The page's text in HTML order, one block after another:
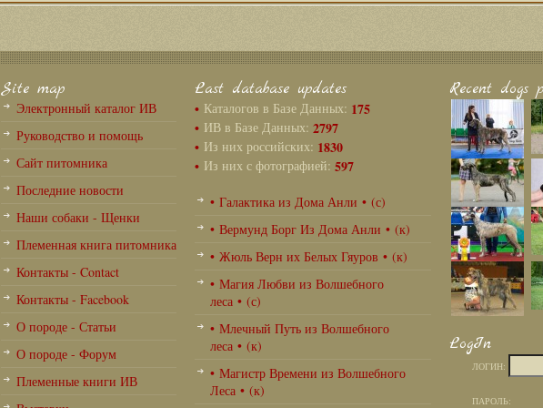
Site map
Электронный каталог ИВ
Руководство и помощь
Сайт питомника
Последние новости
Наши собаки - Щенки
Племенная книга питомника
Контакты - Contact
Контакты - Facebook
О породе - Статьи
О породе - Форум
Племенные книги ИВ
Last database updates
• Каталогов в Базе Данных: 175
• ИВ в Базе Данных: 2797
• Из них российских: 1830
• Из них с фотографией: 597
• Галактика из Дома Анли • (с)
• Вермунд Борг Из Дома Анли • (к)
• Жюль Верн их Белых Гяуров • (к)
• Магия Любви из Волшебного
леса • (с)
• Млечный Путь из Волшебного
леса • (к)
• Магистр Времени из Волшебного
Леса • (к)
Recent dogs
LogIn
ЛОГИН:
ПАРОЛЬ: